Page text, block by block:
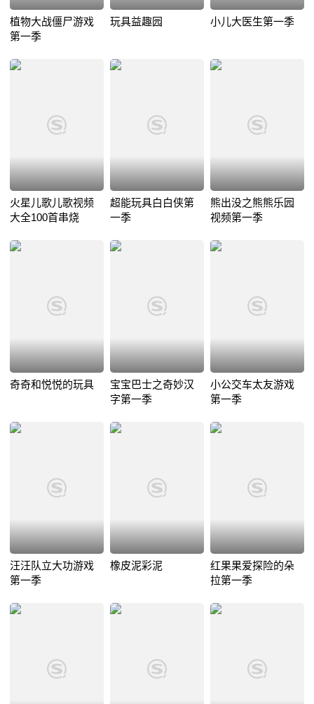
植物大战僵尸游戏
第一季
玩具益趣园 小儿大医生第一季
火星儿歌儿歌视频
大全100首串烧
超能玩具白白侠第
一季
熊出没之熊熊乐园
视频第一季
奇奇和悦悦的玩具
宝宝巴士之奇妙汉
字第一季
小公交车太友游戏
第一季
汪汪队立大功游戏
第一季
橡皮泥彩泥
红果果爱探险的朵
拉第一季